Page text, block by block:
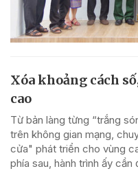
Xóa khoảng cách
cao
Từ bản làng từng “trắng
trên không gian mạng,
cửa" phát triển cho vùng
phía sau, hành trình ấy cần